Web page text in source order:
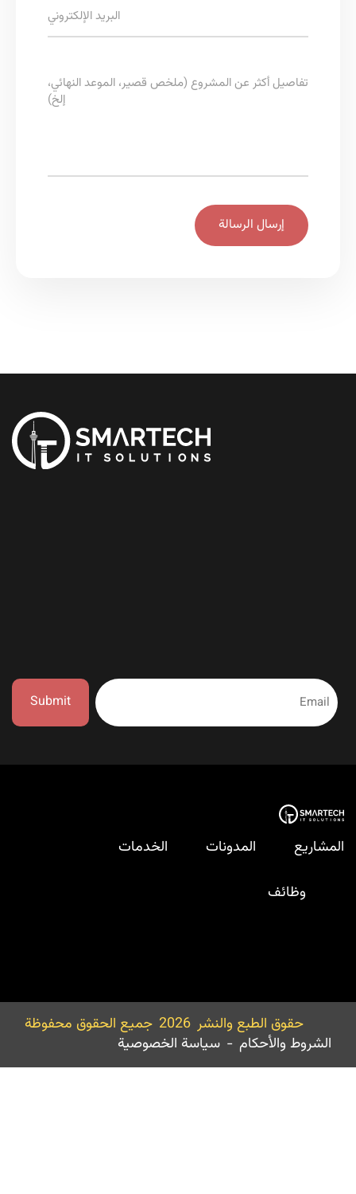
البريد الإلكتروني
أكثر عن المشروع (ملخص قصير، الموعد النهائي،
إرسال الرسالة
المدونات الخدمات
الطبع والنشر 2026 جميع الحقوق محفوظة
- سياسة الخصوصية